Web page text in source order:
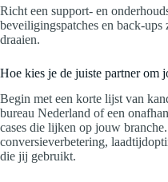
Richt een support- en
beveiligingspatches en back-
draaien.
Hoe kies je de juiste partner om
Begin met een korte lijst van
bureau Nederland of een
cases die lijken op jouw
conversieverbetering,
die jij gebruikt.